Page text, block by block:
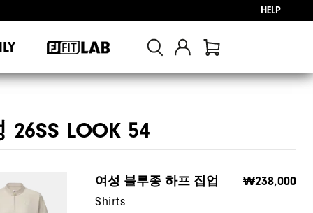
HELP
26SS LOOK 54
여성 블루종 하프 집업
Shirts
₩238,000